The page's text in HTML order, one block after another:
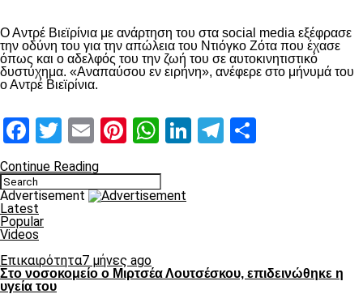
Ο Αντρέ Βιεϊρίνια με ανάρτηση του στα social media εξέφρασε
την οδύνη του για την απώλεια του Ντιόγκο Ζότα που έχασε
όπως και ο αδελφός του την ζωή του σε αυτοκινητιστικό
δυστύχημα. «Αναπαύσου εν ειρήνη», ανέφερε στο μήνυμά του
ο Αντρέ Βιεϊρίνια.
Facebook
Twitter
EmailPinterest
WhatsApp
LinkedIn
Telegram
Continue Reading
Advertisement
Latest
Popular
Videos
Επικαιρότητα7 μήνες ago
Στο νοσοκομείο ο Μιρτσέα Λουτσέσκου, επιδεινώθηκε η
υγεία του